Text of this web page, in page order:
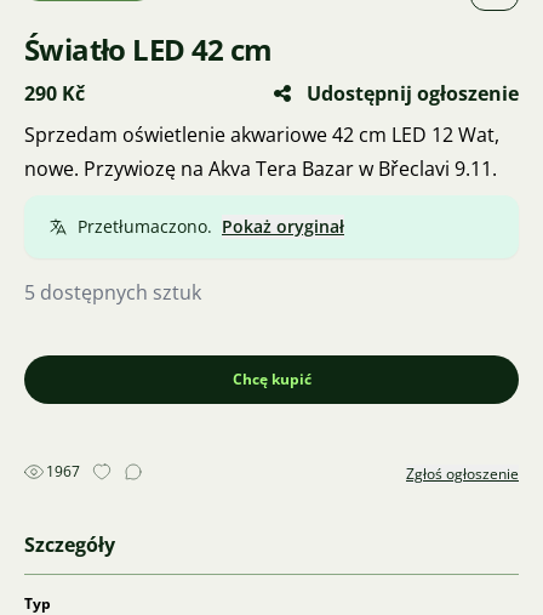
Światło LED 42 cm
290 Kč
Udostępnij ogłoszenie
Sprzedam oświetlenie akwariowe 42 cm LED 12 Wat,
nowe. Przywiozę na Akva Tera Bazar w Břeclavi 9.11.
Przetłumaczono. Pokaż oryginał
5 dostępnych sztuk
Chcę kupić
1967 Zgłoś ogłoszenie
Szczegóły
Typ